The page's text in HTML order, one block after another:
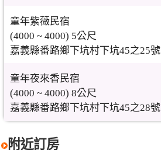
童年紫薇民宿
(4000 ~ 4000) 5公尺
嘉義縣番路鄉下坑村下坑45之25號
童年夜來香民宿
(4000 ~ 4000) 8公尺
嘉義縣番路鄉下坑村下坑45之28號
附近訂房